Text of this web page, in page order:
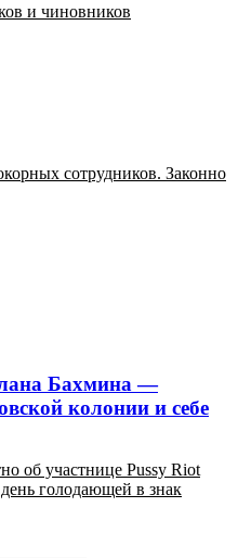
и чиновников
сотрудников. Законно
Бахмина —
колонии и себе
об участнице Pussy Riot
голодающей в знак